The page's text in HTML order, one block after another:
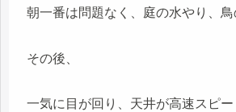
朝一番は問題なく、庭の水やり、鳥
その後、
一気に目が回り、天井が高速スピー